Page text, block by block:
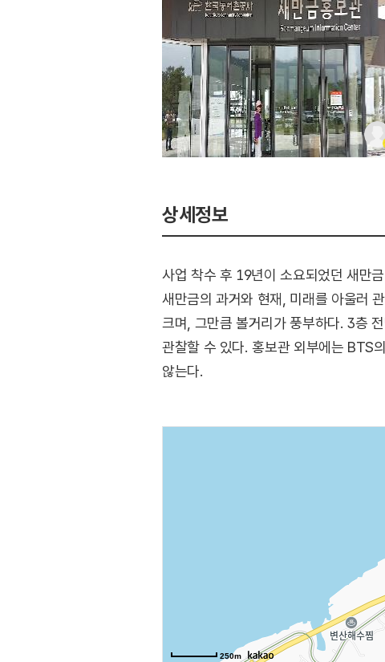
상세정보
사업 착수 후 19년이 소요되었던 새만
새만금의 과거와 현재, 미래를 아울러
크며, 그만큼 볼거리가 풍부하다. 3층
관찰할 수 있다. 홍보관 외부에는 BTS
않는다.
250m